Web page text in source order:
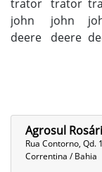
Agrosul
Rua Contorno, Qd.
Correntina / Bahia